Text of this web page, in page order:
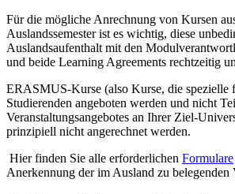
Für die mögliche Anrechnung von Kursen
Auslandssemester ist es wichtig, diese
Auslandsaufenthalt mit den
und beide Learning Agreements rechtzeitig
ERASMUS-Kurse (also Kurse, die spezielle
Studierenden angeboten werden und nicht
Veranstaltungsangebotes an Ihrer Ziel-
prinzipiell nicht angerechnet werden.
Hier finden Sie alle erforderlichen Formulare
Anerkennung der im Ausland zu belegenden